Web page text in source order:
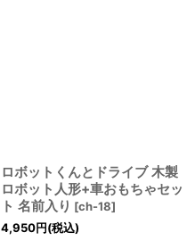
ロボットくんとドライブ 木製
ロボット人形+車おもちゃセッ
ト 名前入り [ch-18]
4,950円(税込)